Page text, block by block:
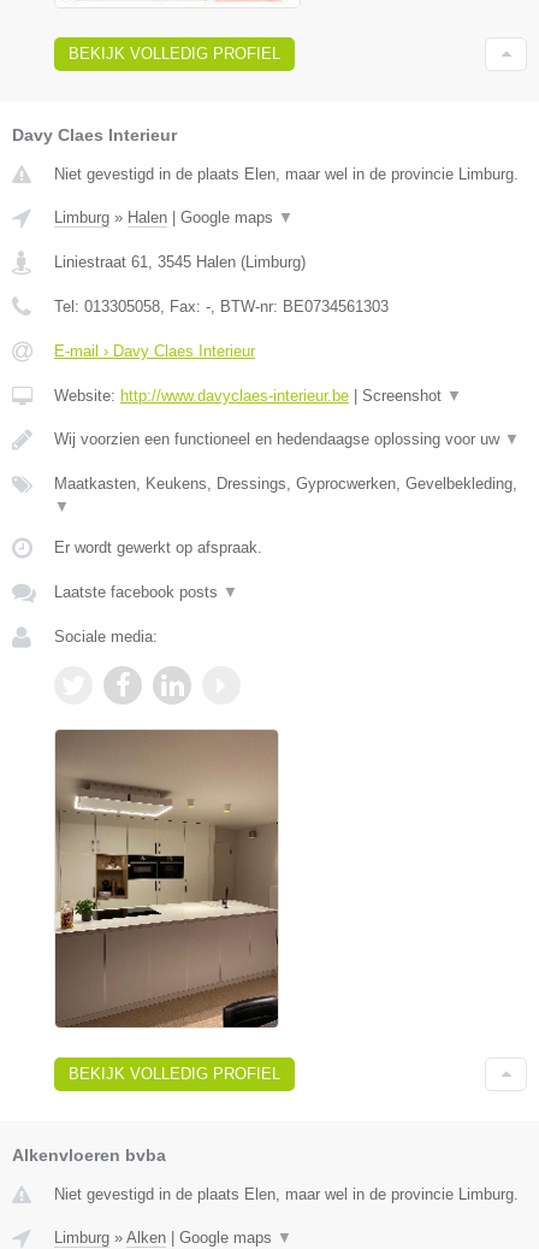
BEKIJK VOLLEDIG PROFIEL
Davy Claes Interieur
Niet gevestigd in de plaats Elen, maar wel in de provincie Limburg.
Limburg » Halen | Google maps ▼
Liniestraat 61 3545 Halen (Limburg)
Tel: 013305058 , Fax: - , BTW-nr: BE0734561303
E-mail › Davy Claes Interieur
Website: http://www.davyclaes-interieur.be | Screenshot ▼
Wij voorzien een functioneel en hedendaagse oplossing voor uw ▼
Maatkasten, Keukens, Dressings, Gyprocwerken, Gevelbekleding,
▼
Er wordt gewerkt op afspraak.
Laatste facebook posts ▼
Sociale media:
BEKIJK VOLLEDIG PROFIEL
Alkenvloeren bvba
Niet gevestigd in de plaats Elen, maar wel in de provincie Limburg.
Limburg » Alken Google maps ▼